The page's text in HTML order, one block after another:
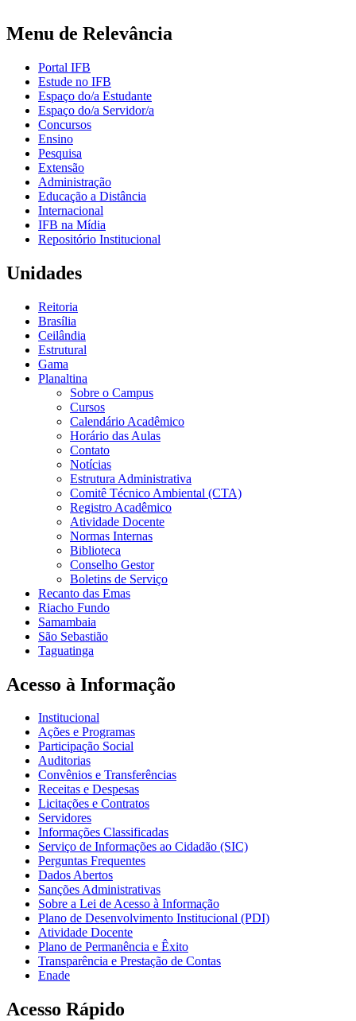
Menu de Relevância
Portal IFB
Estude no IFB
Espaço do/a Estudante
Espaço do/a Servidor/a
Concursos
Ensino
Pesquisa
Extensão
Administração
Educação a Distância
Internacional
IFB na Mídia
Repositório Institucional
Unidades
Reitoria
Brasília
Ceilândia
Estrutural
Gama
Planaltina
Sobre o Campus
Cursos
Calendário Acadêmico
Horário das Aulas
Contato
Notícias
Estrutura Administrativa
Comitê Técnico Ambiental (CTA)
Registro Acadêmico
Atividade Docente
Normas Internas
Biblioteca
Conselho Gestor
Boletins de Serviço
Recanto das Emas
Riacho Fundo
Samambaia
São Sebastião
Taguatinga
Acesso à Informação
Institucional
Ações e Programas
Participação Social
Auditorias
Convênios e Transferências
Receitas e Despesas
Licitações e Contratos
Servidores
Informações Classificadas
Serviço de Informações ao Cidadão (SIC)
Perguntas Frequentes
Dados Abertos
Sanções Administrativas
Sobre a Lei de Acesso à Informação
Plano de Desenvolvimento Institucional (PDI)
Atividade Docente
Plano de Permanência e Êxito
Transparência e Prestação de Contas
Enade
Acesso Rápido